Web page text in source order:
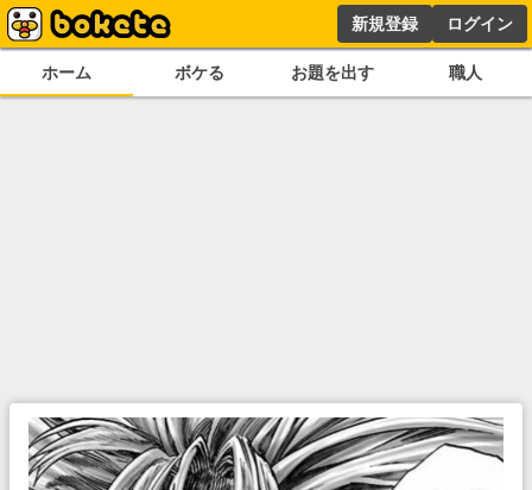
新規登録 ログイン
ホーム ボケる お題を出す 職人